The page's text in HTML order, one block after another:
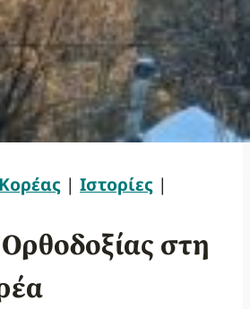
| Ιστορίες |
στη